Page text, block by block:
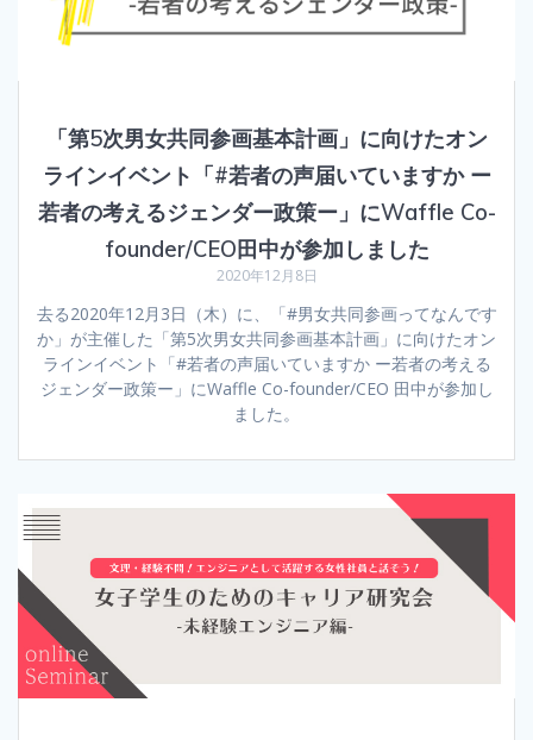
「第5次男女共同参画基本計画」に向けたオン
ラインイベント「#若者の声届いていますか ー
若者の考えるジェンダー政策ー」にWaffle Co-
founder/CEO田中が参加しました
2020年12月8日
去る2020年12月3日（木）に、「#男女共同参画ってなんです
か」が主催した「第5次男女共同参画基本計画」に向けたオン
ラインイベント「#若者の声届いていますか ー若者の考える
ジェンダー政策ー」にWaffle Co-founder/CEO 田中が参加し
ました。